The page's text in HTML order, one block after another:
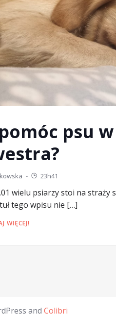
psu w
- 23h41
wielu psiarzy stoi na straży
tego wpisu nie […]
WIĘCEJ!
and Colibri